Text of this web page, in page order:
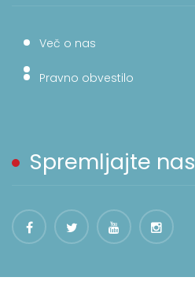
Več o nas
Pravno obvestilo
Spremljajte nas